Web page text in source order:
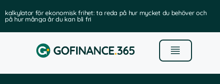
kalkylator för ekonomisk frihet: ta reda på hur mycket du behöver och
på hur många år du kan bli fri